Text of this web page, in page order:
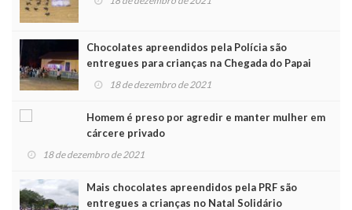
Chocolates apreendidos pela Polícia são
entregues para crianças na Chegada do Papai
Noel
18 de dezembro de 2021
Homem é preso por agredir e manter mulher em
cárcere privado
18 de dezembro de 2021
Mais chocolates apreendidos pela PRF são
entregues a crianças no Natal Solidário